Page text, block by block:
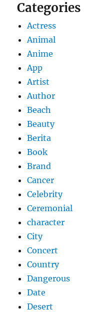
Categories
Actress
Animal
Anime
App
Artist
Author
Beach
Beauty
Berita
Book
Brand
Cancer
Celebrity
Ceremonial
character
City
Concert
Country
Dangerous
Date
Desert